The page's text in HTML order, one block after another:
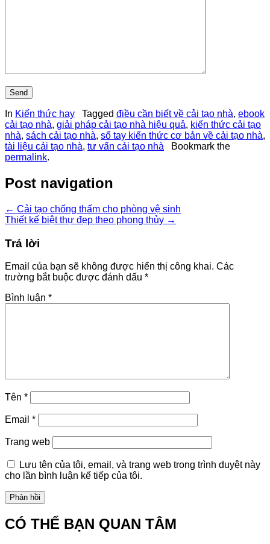
In Kiến thức hay Tagged điều cần biết về cải tạo nhà, ebook
cải tạo nhà, giải pháp cải tạo nhà hiệu quả, kiến thức cải tạo
nhà, sách cải tạo nhà, sổ tay kiến thức cơ bản về cải tạo nhà,
tài liệu cải tạo nhà, tư vấn cải tạo nhà Bookmark the
permalink.
Post navigation
← Cải tạo chống thấm cho phòng vệ sinh
Thiết kế biệt thự đẹp theo phong thủy →
Trả lời
Email của bạn sẽ không được hiển thị công khai. Các
trường bắt buộc được đánh dấu *
Bình luận *
Tên *
Email *
Trang web
Lưu tên của tôi, email, và trang web trong trình duyệt này
cho lần bình luận kế tiếp của tôi.
CÓ THỂ BẠN QUAN TÂM